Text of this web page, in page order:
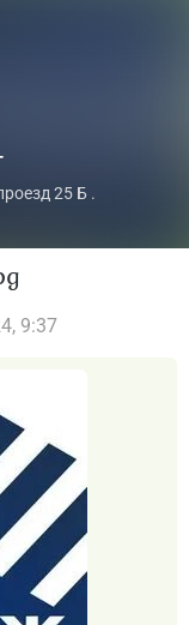
25 Б .
9:37